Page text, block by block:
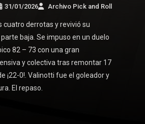
31/01/2026 Archivo Pick and Roll
cuatro derrotas y revivió su
baja. Se impuso en un duelo
82 – 73 con una gran
y colectiva tras remontar 17
¡22-0!. Valinotti fue el goleador y
El repaso.